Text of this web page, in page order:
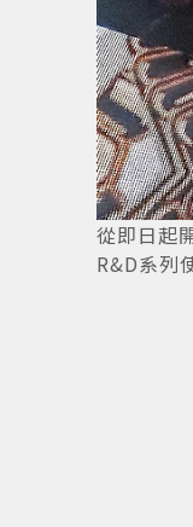
從即日起
R&D系列